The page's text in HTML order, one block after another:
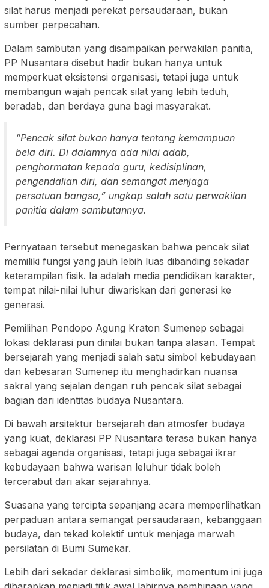
silat harus menjadi perekat persaudaraan, bukan
sumber perpecahan.
Dalam sambutan yang disampaikan perwakilan panitia,
PP Nusantara disebut hadir bukan hanya untuk
memperkuat eksistensi organisasi, tetapi juga untuk
membangun wajah pencak silat yang lebih teduh,
beradab, dan berdaya guna bagi masyarakat.
“Pencak silat bukan hanya tentang kemampuan
bela diri. Di dalamnya ada nilai adab,
penghormatan kepada guru, kedisiplinan,
pengendalian diri, dan semangat menjaga
persatuan bangsa,” ungkap salah satu perwakilan
panitia dalam sambutannya.
Pernyataan tersebut menegaskan bahwa pencak silat
memiliki fungsi yang jauh lebih luas dibanding sekadar
keterampilan fisik. Ia adalah media pendidikan karakter,
tempat nilai-nilai luhur diwariskan dari generasi ke
generasi.
Pemilihan Pendopo Agung Kraton Sumenep sebagai
lokasi deklarasi pun dinilai bukan tanpa alasan. Tempat
bersejarah yang menjadi salah satu simbol kebudayaan
dan kebesaran Sumenep itu menghadirkan nuansa
sakral yang sejalan dengan ruh pencak silat sebagai
bagian dari identitas budaya Nusantara.
Di bawah arsitektur bersejarah dan atmosfer budaya
yang kuat, deklarasi PP Nusantara terasa bukan hanya
sebagai agenda organisasi, tetapi juga sebagai ikrar
kebudayaan bahwa warisan leluhur tidak boleh
tercerabut dari akar sejarahnya.
Suasana yang tercipta sepanjang acara memperlihatkan
perpaduan antara semangat persaudaraan, kebanggaan
budaya, dan tekad kolektif untuk menjaga marwah
persilatan di Bumi Sumekar.
Lebih dari sekadar deklarasi simbolik, momentum ini juga